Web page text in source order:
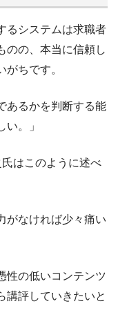
るシステムは求職者
のの、本当に信頼し
ちです。
あるかを判断する能
。」
はこのように述べ
がなければ少々痛い
性の低いコンテンツ
講評していきたいと